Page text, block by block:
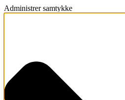
Administrer samtykke